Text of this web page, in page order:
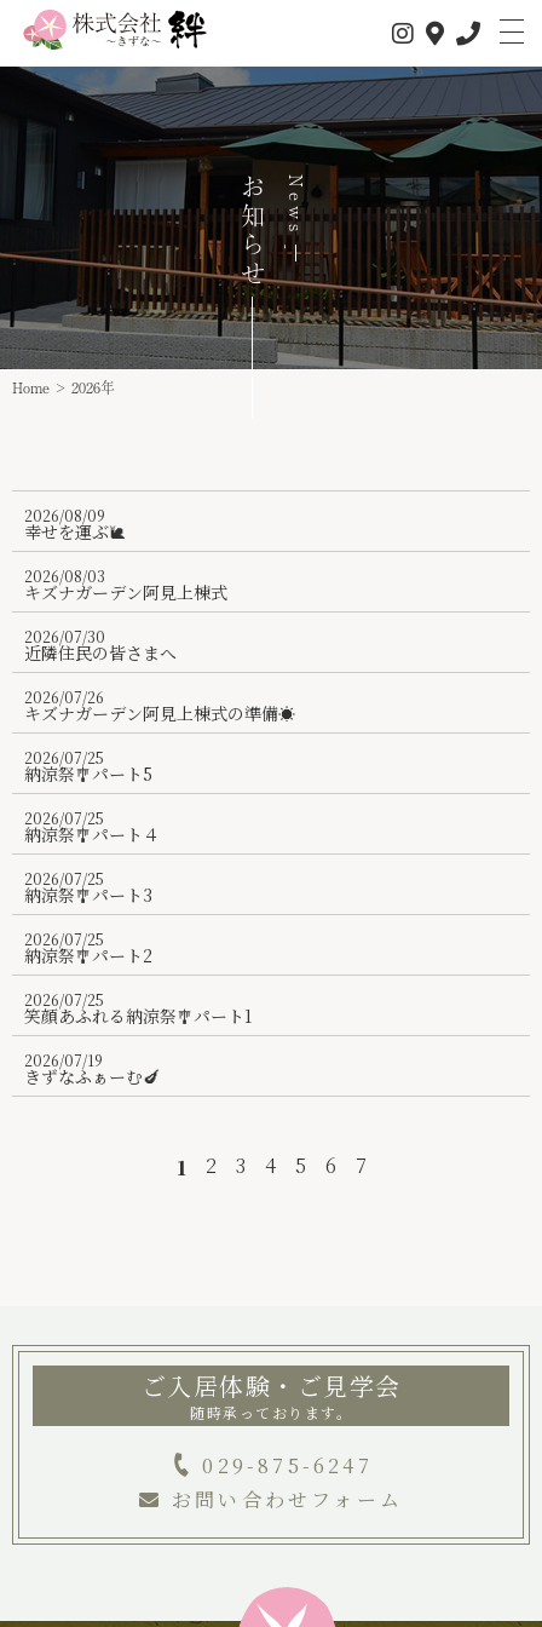
私たちについて
サービス内容
1日の流れ
事業所情報
スタッフインタビュー
求人情報
パンフレット
News
お知らせ
Home > 2026年
2026/08/09
幸せを運ぶ🐌
2026/08/03
キズナガーデン阿見上棟式
2026/07/30
近隣住民の皆さまへ
2026/07/26
キズナガーデン阿見上棟式の準備☀️
2026/07/25
納涼祭🎐パート5
2026/07/25
納涼祭🎐パート４
2026/07/25
納涼祭🎐パート3
2026/07/25
納涼祭🎐パート2
2026/07/25
笑顔あふれる納涼祭🎐パート1
2026/07/19
きずなふぁーむ🍆
1 2 3 4 5 6 7
ご入居体験・ご見学会
随時承っております。
029-875-6247
お問い合わせフォーム